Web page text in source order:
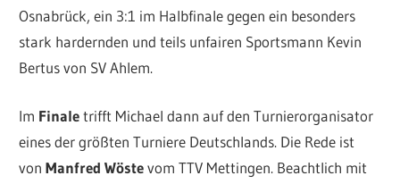
Osnabrück, ein 3:1 im Halbfinale gegen ein besonders
stark hardernden und teils unfairen Sportsmann Kevin
Bertus von SV Ahlem.
Im Finaletrifft Michael dann auf den Turnierorganisator
eines der größten Turniere Deutschlands. Die Rede ist
vonManfred Wöstevom TTV Mettingen. Beachtlich mit